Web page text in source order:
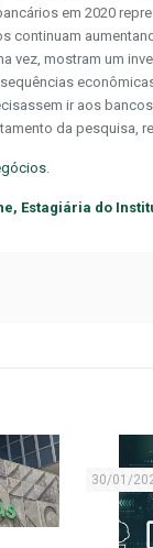
em 2020
continuam
vez, mostram um
ir aos
da pesquisa,
.
Estagiária do
30/01/